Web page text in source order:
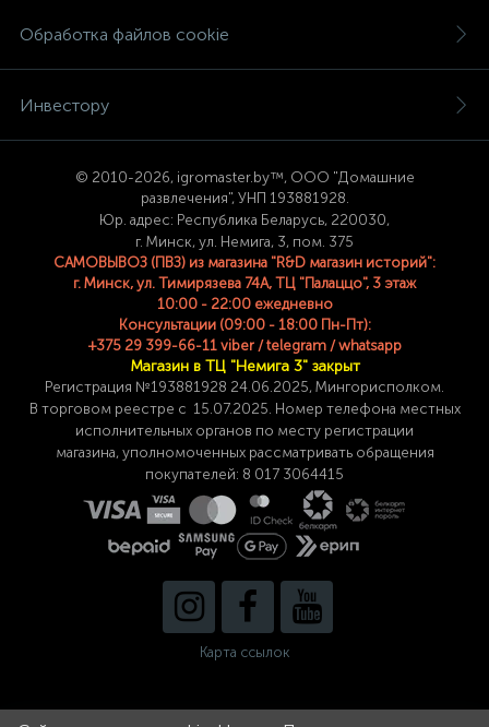
Обработка файлов cookie
Инвестору
© 2010-2026, igromaster.by™, ООО "Домашние
развлечения", УНП 193881928.
Юр. адрес: Республика Беларусь, 220030,
г. Минск, ул. Немига, 3, пом. 375
САМОВЫВОЗ (ПВЗ) из магазина "R&D магазин историй":
г. Минск, ул. Тимирязева 74A, ТЦ "Палаццо", 3 этаж
10:00 - 22:00 ежедневно
Консультации (09:00 - 18:00 Пн-Пт):
+375 29 399-66-11 viber / telegram / whatsapp
Магазин в ТЦ "Немига 3" закрыт
Регистрация №193881928 24 .06.2025, Мингорисполком.
В торговом реестре с 15.07.2025. Номер телефона местных
исполнительных органов по месту регистрации
магазина,уполномоченных рассматривать обращения
покупателей: 8 017 3064415
Карта ссылок